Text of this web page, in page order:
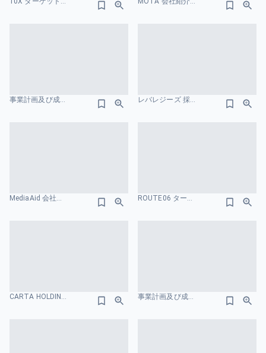
事業計画及び成長可能性に関する事項-株式会社Rebase ニーズ・課題のスライドデザイン レバレジーズ 採用ピッチ資料 ターゲット市場のスライドデザイン
MediaAid 会社紹介資料 ターゲット市場のスライドデザイン ROUTE06 ターゲット市場のスライドデザイン
CARTA HOLDINGS ターゲット市場のスライドデザイン 事業計画及び成長可能性に関する説明資料 株式会社JMC ターゲット市場のスライドデザイン